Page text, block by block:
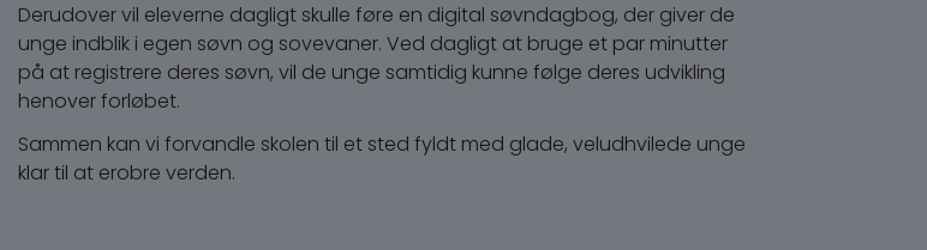
Derudover vil eleverne dagligt skulle føre en digital søvndagbog, der giver de
unge indblik i egen søvn og sovevaner. Ved dagligt at bruge et par minutter
på at registrere deres søvn, vil de unge samtidig kunne følge deres udvikling
henover forløbet.
Sammen kan vi forvandle skolen til et sted fyldt med glade, veludhvilede unge
klar til at erobre verden.